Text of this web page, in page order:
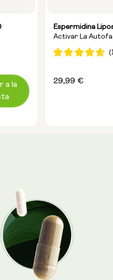
a la
Espermidina
Activar La
Envejecimiento
Precio
29,99 €